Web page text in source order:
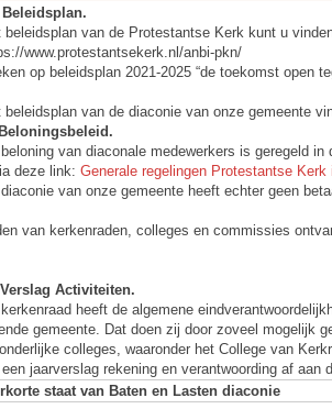
beleidsplan van de Protestantse Kerk kunt u
www.protestantsekerk.nl/anbi-pkn/
op beleidsplan 2021-2025 “de toekomst open
beleidsplan van de diaconie van onze gemeente
beloning van diaconale medewerkers is geregeld
deze link: Generale regelingen Protestantse Kerk
diaconie van onze gemeente heeft echter geen
van kerkenraden, colleges en commissies
Activiteiten.
kerkenraad heeft de algemene
gemeente. Dat doen zij door zoveel mogelijk
colleges, waaronder het College van
jaarverslag rekening en verantwoording af
staat van Baten en Lasten diaconie